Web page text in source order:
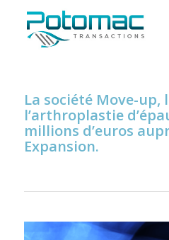
La société Move-
l’arthroplastie
millions d’euros
Expansion.